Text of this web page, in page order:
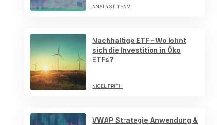
ANALYST TEAM
Nachhaltige ETF – Wo lohnt
sich die Investition in Öko
ETFs?
NIGEL FRITH
VWAP Strategie Anwendung &